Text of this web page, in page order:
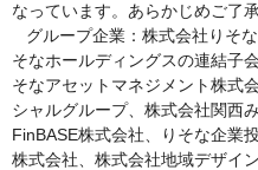
なっています。あらかじめご了
そなホールディングスの連結子
そなアセットマネジメント株式
シャルグループ、株式会社関西
FinBASE株式会社、りそな企業
株式会社、株式会社地域デザイ